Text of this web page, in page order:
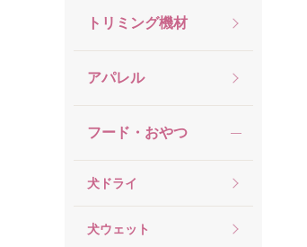
トリミング機材
アパレル
フード・おやつ
犬ドライ
犬ウェット